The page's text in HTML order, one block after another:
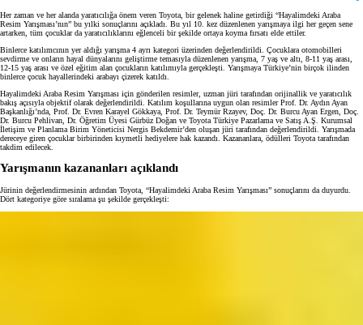
Her zaman ve her alanda yaratıcılığa önem veren Toyota, bir gelenek haline getirdiği “Hayalimdeki Araba
Resim Yarışması’nın” bu yılki sonuçlarını açıkladı. Bu yıl 10. kez düzenlenen yarışmaya ilgi her geçen sene
artarken, tüm çocuklar da yaratıcılıklarını eğlenceli bir şekilde ortaya koyma fırsatı elde ettiler.
Binlerce katılımcının yer aldığı yarışma 4 ayrı kategori üzerinden değerlendirildi. Çocuklara otomobilleri
sevdirme ve onların hayal dünyalarını geliştirme temasıyla düzenlenen yarışma, 7 yaş ve altı, 8-11 yaş arası,
12-15 yaş arası ve özel eğitim alan çocukların katılımıyla gerçekleşti. Yarışmaya Türkiye’nin birçok ilinden
binlerce çocuk hayallerindeki arabayı çizerek katıldı.
Hayalimdeki Araba Resim Yarışması için gönderilen resimler, uzman jüri tarafından orijinallik ve yaratıcılık
bakış açısıyla objektif olarak değerlendirildi. Katılım koşullarına uygun olan resimler Prof. Dr. Aydın Ayan
Başkanlığı’nda, Prof. Dr. Evren Karayel Gökkaya, Prof. Dr. Teymür Rzayev, Doç. Dr. Burcu Ayan Ergen, Doç.
Dr. Burcu Pehlivan, Dr. Öğretim Üyesi Gürbüz Doğan ve Toyota Türkiye Pazarlama ve Satış A.Ş. Kurumsal
İletişim ve Planlama Birim Yöneticisi Nergis Bekdemir’den oluşan jüri tarafından değerlendirildi. Yarışmada
dereceye giren çocuklar birbirinden kıymetli hediyelere hak kazandı. Kazananlara, ödülleri Toyota tarafından
takdim edilecek.
Yarışmanın kazananları açıklandı
Jürinin değerlendirmesinin ardından Toyota, “Hayalimdeki Araba Resim Yarışması” sonuçlarını da duyurdu.
Dört kategoriye göre sıralama şu şekilde gerçekleşti: